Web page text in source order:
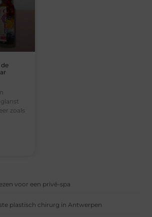
zoals
voor een privé-spa
plastisch chirurg in Antwerpen